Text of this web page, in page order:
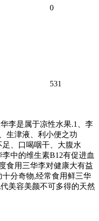
0
531
李是属于凉性水果.1、李
生津液、利小便之功
、口喝咽干、大腹水
中的维生素B12有促进血
食用三华李对健康大有益
分奇物,经常食用鲜三华
美容美颜不可多得的天然